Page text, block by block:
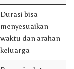
Durasi bisa
menyesuaikan
waktu dan arahan
keluarga